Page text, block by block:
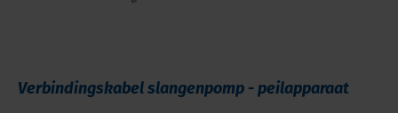
Verbindingskabel slangenpomp - peilapparaat